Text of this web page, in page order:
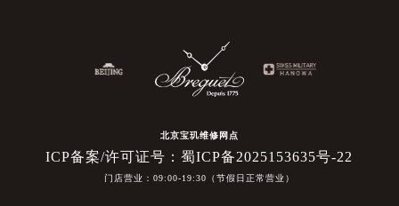
北京宝玑维修网点
ICP备案/许可证号：蜀ICP备2025153635号-22
门店营业：09:00-19:30（节假日正常营业）